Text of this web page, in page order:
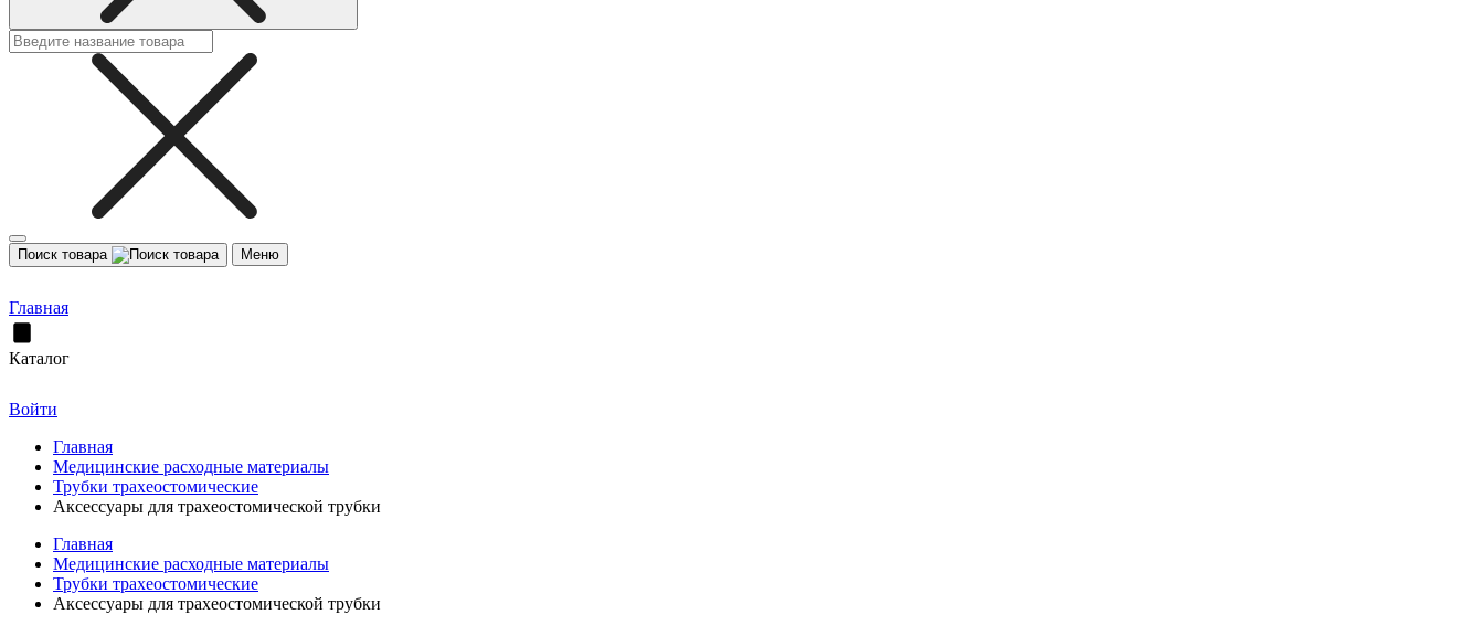
Поиск товара Меню
Главная
Каталог
Войти
Главная
Медицинские расходные материалы
Трубки трахеостомические
Аксессуары для трахеостомической трубки
Главная
Медицинские расходные материалы
Трубки трахеостомические
Аксессуары для трахеостомической трубки